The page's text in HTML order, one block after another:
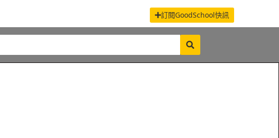
訂閱GoodSchool快訊